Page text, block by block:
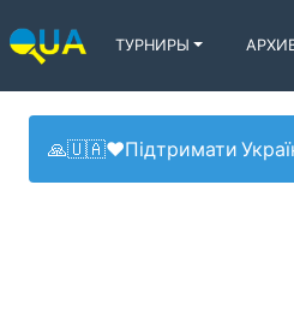
ТУРНИРЫ
🙏🇺🇦❤️Підтримати